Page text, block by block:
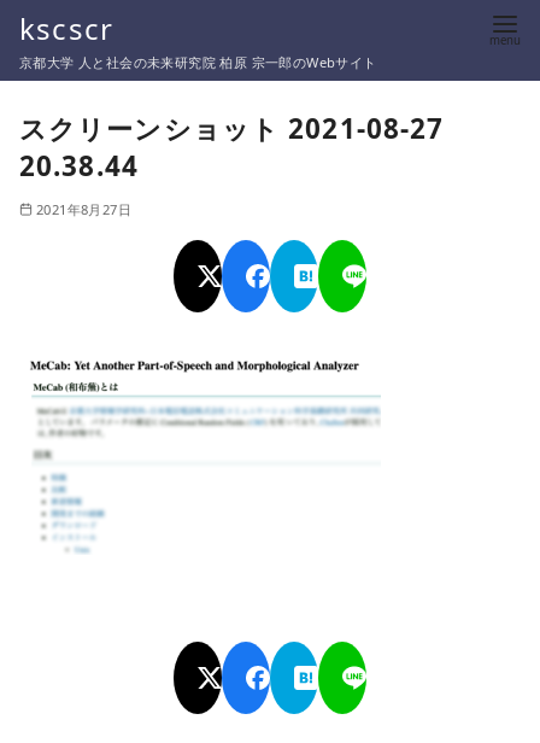
テ
kscscr
京都大学 人と社会の未来研究院 柏原 宗一郎のWebサイト
スクリーンショット 2021-08-27
20.38.44
2021年8月27日